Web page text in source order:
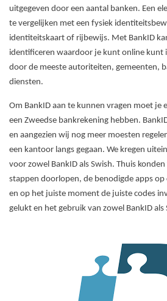
uitgegeven door een aantal banken. Een
te vergelijken met een fysiek
identiteitskaart of rijbewijs. Met BankID
identificeren waardoor je kunt online kunt
door de meeste autoriteiten, gemeenten,
diensten.
Om BankID aan te kunnen vragen moet je
een Zweedse bankrekening hebben.
en aangezien wij nog meer moesten
een kantoor langs gegaan. We kregen
voor zowel BankID als Swish. Thuis
stappen doorlopen, de benodigde apps
en op het juiste moment de juiste codes
gelukt en het gebruik van zowel BankID als